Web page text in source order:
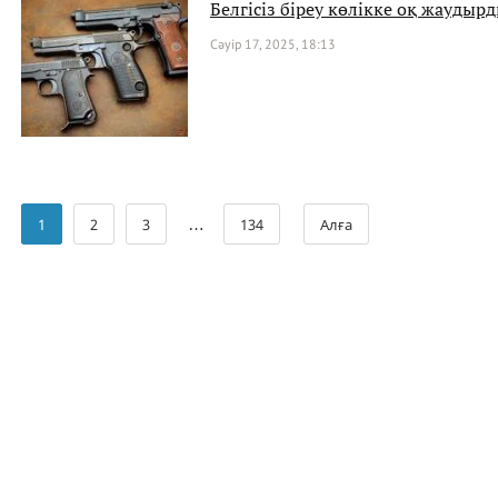
Белгісіз біреу көлікке оқ
Сәуір 17, 2025, 18:13
1 2 3 … 134 Алға